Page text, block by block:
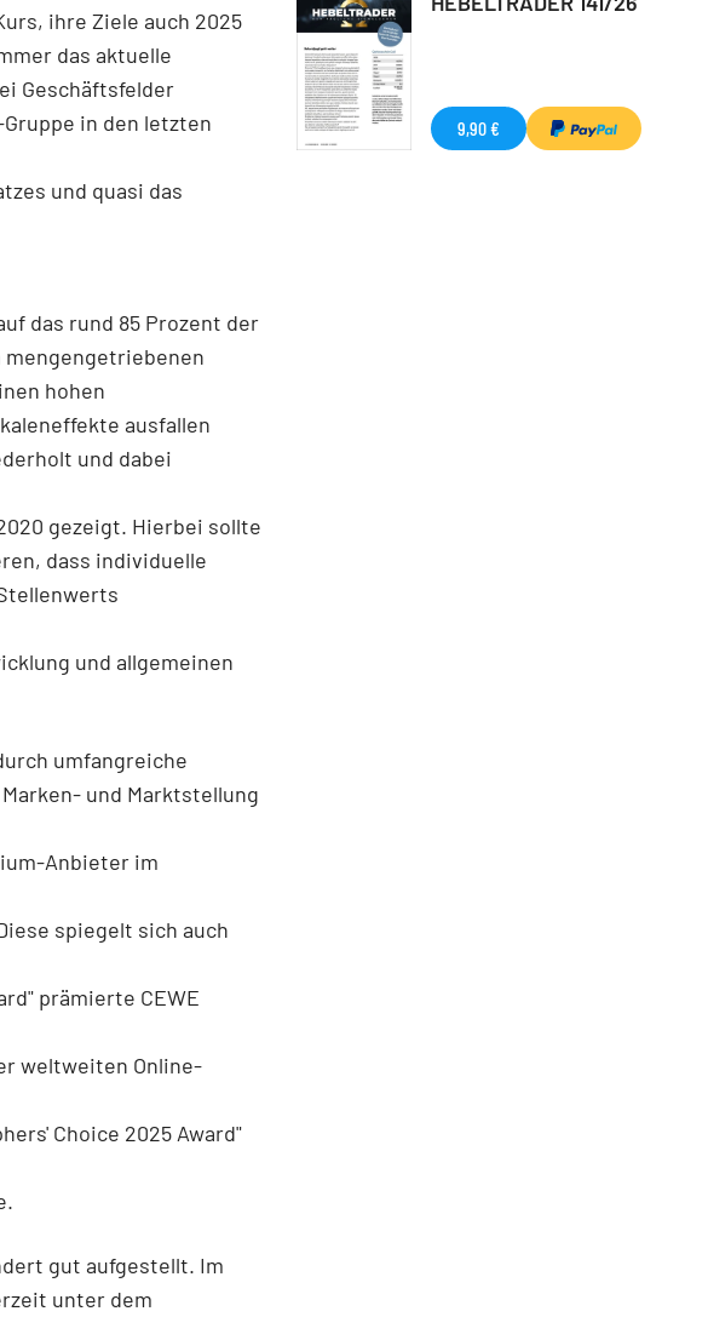
ihre Ziele auch 2025
das aktuelle
Geschäftsfelder
in den letzten
und quasi das
das rund 85 Prozent der
mengengetriebenen
hohen
ausfallen
und dabei
gezeigt. Hierbei sollte
dass individuelle
und allgemeinen
umfangreiche
und Marktstellung
Anbieter im
spiegelt sich auch
prämierte CEWE
weltweiten Online-
Choice 2025 Award"
gut aufgestellt. Im
unter dem
9,90 €